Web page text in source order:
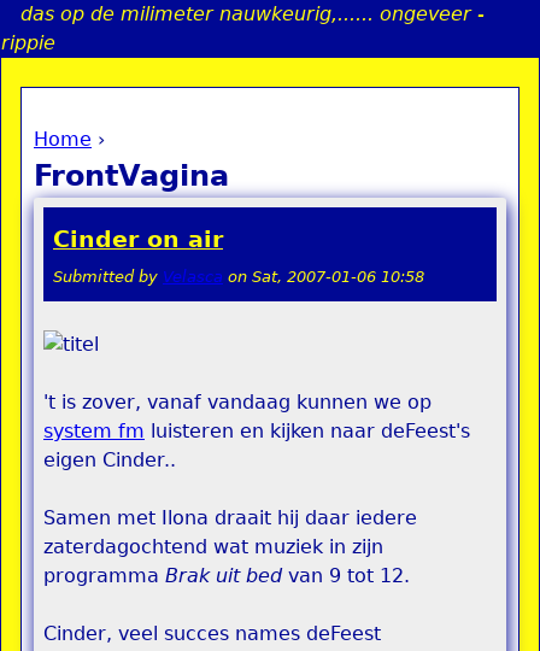
Jump to navigation
das op de milimeter nauwkeurig,...... ongeveer -
rippie
You are here
Home ›
FrontVagina
Cinder on air
Submitted by Velasca on Sat, 2007-01-06 10:58
't is zover, vanaf vandaag kunnen we op
system fm luisteren en kijken naar deFeest's
eigen Cinder..
Samen met Ilona draait hij daar iedere
zaterdagochtend wat muziek in zijn
programma Brak uit bedvan 9 tot 12.
Cinder, veel succes names deFeest